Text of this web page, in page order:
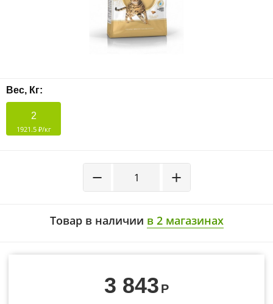
Вес, Кг:
2
1921.5 ₽/кг
+
−
Товар в наличии в 2 магазинах
3 843 Р